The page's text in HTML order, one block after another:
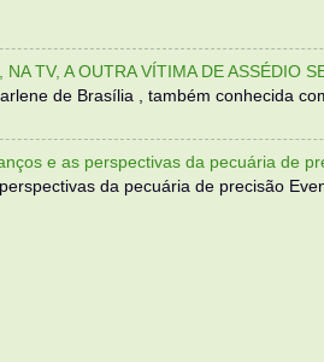
TV, A OUTRA VÍTIMA DE ASSÉDIO
de Brasília , também conhecida
e as perspectivas da pecuária de
da pecuária de precisão